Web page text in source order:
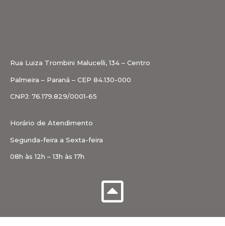
Rua Luiza Trombini Malucelli, 134 – Centro
Palmeira – Paraná – CEP 84.130-000
CNPJ: 76.179.829/0001-65
Horário de Atendimento
Segunda-feira a Sexta-feira
08h às 12h – 13h às 17h